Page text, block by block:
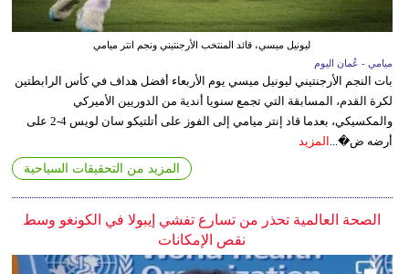
ليونيل ميسي، قائد المنتخب الأرجنتيني ونجم انتر ميامي
ميامي - عُمان اليوم
بات النجم الأرجنتيني ليونيل ميسي يوم الأربعاء أفضل هداف في كأس الرابطتين
لكرة القدم، المسابقة التي تجمع سنويا أندية من الدوريين الأميركي
والمكسيكي، بعدما قاد إنتر ميامي إلى الفوز على أتلتيكو سان لويس 4-2 على
أرضه ض�... المزيد
المزيد من التحقيقات السياحية
الصحة العالمية تحذر من تسارع تفشي إيبولا في الكونغو وسط
نقص الإمكانات